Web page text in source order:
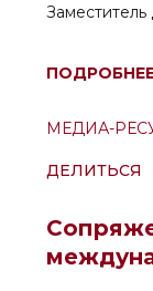
Заместитель
МЕДИА-
ДЕЛИТЬСЯ